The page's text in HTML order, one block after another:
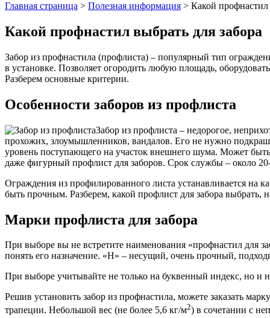
Главная страница > Полезная информация > Какой профнастил
Какой профнастил выбрать для забора
Забор из профнастила (профлиста) – популярный тип
в установке. Позволяет огородить любую площадь,
Разберем основные критерии.
Особенности заборов из профлиста
Забор из профлиста – недорогое,
прохожих, злоумышленников, вандалов. Его не нужно
уровень поступающего на участок внешнего шума. Может
даже фигурный профлист для заборов. Срок службы – около
Ограждения из профилированного листа устанавливается на
быть прочным. Разберем, какой профлист для забора
Марки профлиста для забора
При выборе вы не встретите наименования «профнастил для
понять его назначение. «Н» – несущий, очень прочный,
При выборе учитывайте не только на буквенный индекс, но и
Решив установить забор из профнастила, можете заказать
трапеции. Небольшой вес (не более 5,6 кг/м2) в сочетании с